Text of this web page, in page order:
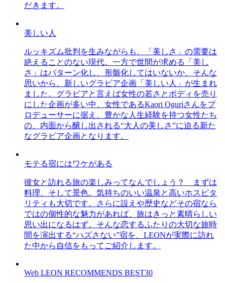
だきます。
美しい人
ルッキズム批判を生みながらも、「美しさ」の需要は
絶えることのない現代。一方で世間が求める「美し
さ」はパターン化し、形骸化してはいないか、そんな
思いから、新しいグラビア企画「美しい人」が生まれ
ました。グラビアと言えば女性の若さとボディを売り
にした企画が多い中、女性であるKaori Oguriさんをプ
ロデューサーに据え、豊かな人生経験を持つ女性たち
の、内面から醸し出される“大人の美しさ”に迫る新た
なグラビア企画となります。
モテる宿にはワケがある
彼女と訪れる旅の楽しみってなんでしょう？ まずは
料理、そして景色。気持ちのいい温泉と高いホスピタ
リティも大切です。さらに設えや歴史などその宿なら
ではの個性的な魅力があれば、旅はきっと素晴らしい
思い出になるはず。そんな恋するふたりの大切な旅時
間を演出する“ハズさない”宿を、LEONが実際に訪れ
た中から自信をもってご紹介します。
Web LEON RECOMMENDS BEST30